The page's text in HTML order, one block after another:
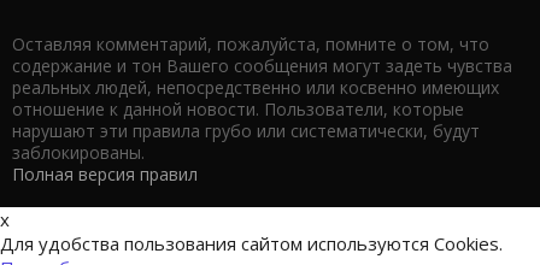
Оставляя комментарий, пожалуйста, помните о том, что
содержание и тон Вашего сообщения могут задеть чувства
реальных людей, непосредственно или косвенно имеющих
отношение к данной новости. Пользователи, которые
нарушают эти правила грубо или систематически, будут
заблокированы.
Полная версия правил
x
Для удобства пользования сайтом используются Cookies.